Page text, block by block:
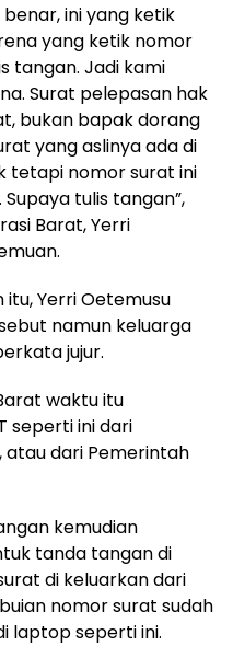
ini yang ketik
yang ketik nomor
tangan. Jadi kami
Surat pelepasan hak
bukan bapak dorang
yang aslinya ada di
tetapi nomor surat ini
tulis tangan”,
Barat, Yerri
Yerri Oetemusu
namun keluarga
jujur.
waktu itu
seperti ini dari
dari Pemerintah
kemudian
tanda tangan di
di keluarkan dari
nomor surat sudah
laptop seperti ini.